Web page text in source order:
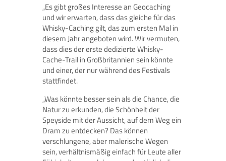
„Es gibt großes Interesse an Geocaching
und wir erwarten, dass das gleiche für das
Whisky-Caching gilt, das zum ersten Mal in
diesem Jahr angeboten wird. Wir vermuten,
dass dies der erste dedizierte Whisky-
Cache-Trail in Großbritannien sein könnte
und einer, der nur während des Festivals
stattfindet.
„Was könnte besser sein als die Chance, die
Natur zu erkunden, die Schönheit der
Speyside mit der Aussicht, auf dem Weg ein
Dram zu entdecken? Das können
verschlungene, aber malerische Wegen
sein, verhältnismäßig einfach für Leute aller